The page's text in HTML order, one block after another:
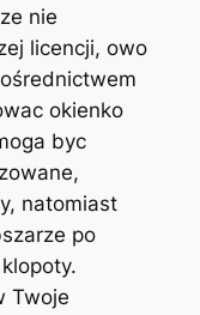
nie
licencji, owo
okienko
byc
natomiast
po
Twoje